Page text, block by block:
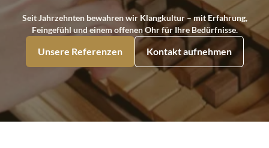
Seit Jahrzehnten bewahren wir Klangkultur – mit Erfahrung,
Feingefühl und einem offenen Ohr für Ihre Bedürfnisse.
Unsere Referenzen Kontakt aufnehmen